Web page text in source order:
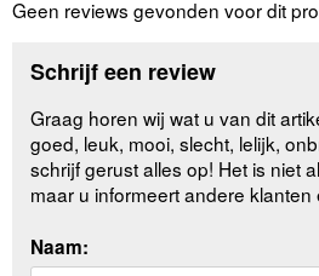
Geen reviews gevonden voor dit
Schrijf een review
Graag horen wij wat u van dit
goed, leuk, mooi, slecht, lelijk,
schrijf gerust alles op! Het is niet
maar u informeert andere
Naam: